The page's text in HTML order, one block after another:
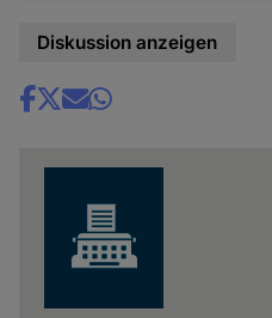
Diskussion anzeigen
Share